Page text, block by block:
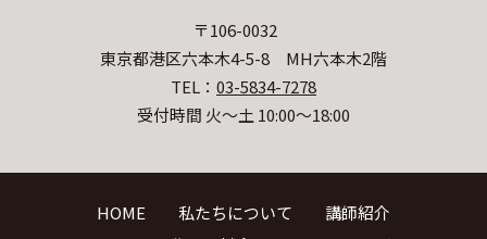
〒106-0032
東京都港区六本木4-5-8 MH六本木2階
TEL： 03-5834-7278
受付時間 火〜土 10:00〜18:00
HOME 私たちについて
講師紹介